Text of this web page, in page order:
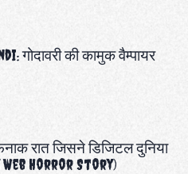
गोदावरी की कामुक वैम्पायर
रात जिसने डिजिटल दुनिया
Web Horror Story)